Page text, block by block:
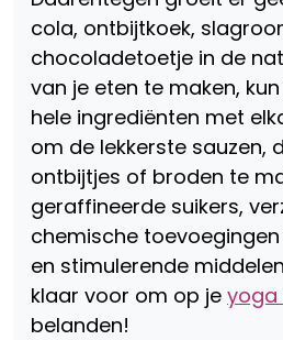
cola, ontbijtkoek,
chocoladetoetje in de
van je eten te maken,
hele ingrediënten met
om de lekkerste sauzen,
ontbijtjes of broden te
geraffineerde suikers,
chemische
en stimulerende
klaar voor om op je yoga
belanden!